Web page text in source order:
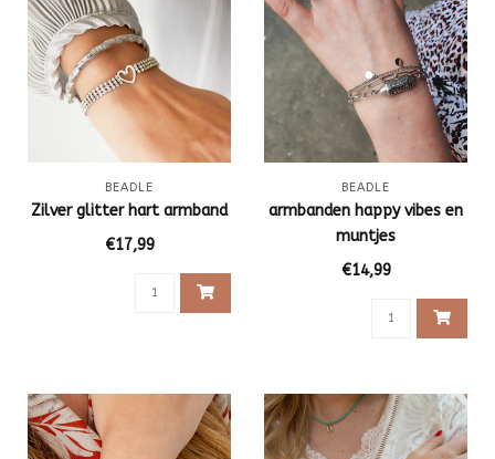
BEADLE
Zilver glitter hart armband
€17,99
BEADLE
armbanden happy vibes en
muntjes
€14,99